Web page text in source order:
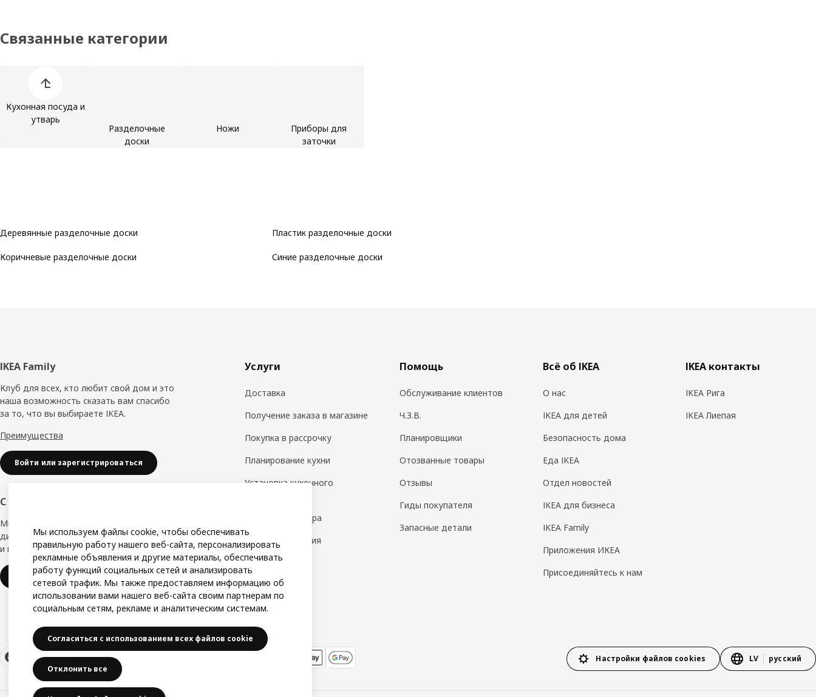
Связанные категории
Кухонная посуда и
утварь
Разделочные
доски
Ножи
Приборы для
заточки
Деревянные разделочные доски
Коричневые разделочные доски
Пластик разделочные доски
Синие разделочные доски
Нижний
колонтитул
IKEA Family
Клуб для всех, кто любит свой дом и это
наша возможность сказать вам спасибо
за то, что вы выбираете IKEA.
Преимущества
Войти или зарегистрироваться
С заботой о вашем бизнесе
Мы в IKEA, предлагаем безупречный
дизайн, вариации стилей, отличные цены
и надёжное качество.
IKEA для бизнеса
Услуги
Доставка
Получение заказа в магазине
Покупка в рассрочку
Планирование кухни
Установка кухонного
Дизайн интерьера
Замер помещения
Сборка
Помощь
Обслуживание клиентов
Ч.З.В.
Планировщики
Отозванные товары
Отзывы
Гиды покупателя
Запасные детали
Всё об IKEA
О нас
IKEA для детей
Безопасность дома
Еда IKEA
Отдел новостей
IKEA для бизнеса
IKEA Family
Приложения ИКЕА
Присоединяйтесь к нам
IKEA контакты
IKEA Рига
IKEA Лиепая
Настройки файлов cookies LV русский
Мы используем файлы cookie, чтобы обеспечивать
правильную работу нашего веб-сайта, персонализировать
рекламные объявления и другие материалы, обеспечивать
работу функций социальных сетей и анализировать
сетевой трафик. Мы также предоставляем информацию об
использовании вами нашего веб-сайта своим партнерам по
социальным сетям, рекламе и аналитическим системам.
Согласиться с использованием всех файлов cookie
Отклонить все